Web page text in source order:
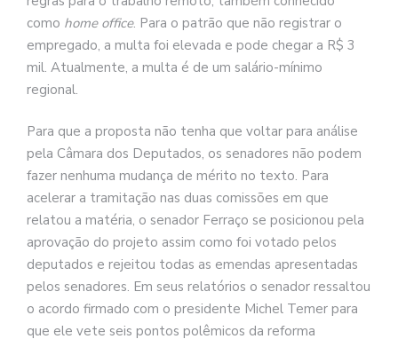
como home office. Para o patrão que não registrar o
empregado, a multa foi elevada e pode chegar a R$ 3
mil. Atualmente, a multa é de um salário-mínimo
regional.
Para que a proposta não tenha que voltar para análise
pela Câmara dos Deputados, os senadores não podem
fazer nenhuma mudança de mérito no texto. Para
acelerar a tramitação nas duas comissões em que
relatou a matéria, o senador Ferraço se posicionou pela
aprovação do projeto assim como foi votado pelos
deputados e rejeitou todas as emendas apresentadas
pelos senadores. Em seus relatórios o senador ressaltou
o acordo firmado com o presidente Michel Temer para
que ele vete seis pontos polêmicos da reforma